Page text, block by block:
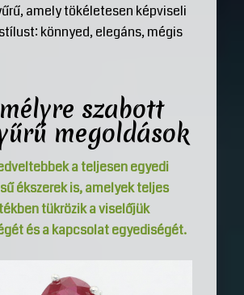
amely tökéletesen képviseli
könnyed, elegáns, mégis
szabott
megoldások
a teljesen egyedi
ékszerek is, amelyek teljes
tükrözik a viselőjük
és a kapcsolat egyediségét.